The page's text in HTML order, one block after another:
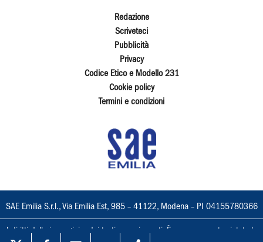
Redazione
Scriveteci
Pubblicità
Privacy
Codice Etico e Modello 231
Cookie policy
Termini e condizioni
SAE Emilia S.r.l., Via Emilia Est, 985 – 41122, Modena – PI 04155780366
I diritti delle immagini e dei testi sono riservati. È espressamente vietata la